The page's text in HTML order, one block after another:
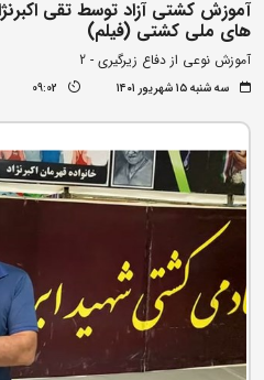
آموزش کشتی آزاد توسط تقی
های ملی کشتی (فیلم)
آموزش نوعی از دفاع زیرگیری - 2
سه شنبه ۱۵ شهریور ۱۴۰۱ 09:02